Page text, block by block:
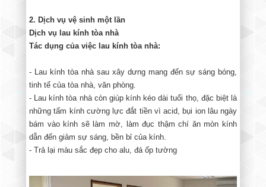
2. Dịch vụ vệ sinh một lần
Dịch vụ lau kính tòa nhà
Tác dụng của việc lau kính tòa nhà:
- Lau kính tòa nhà sau xây dưng mang đến sự sáng bóng,
tinh tế của tòa nhà, văn phòng.
- Lau kính tòa nhà còn giúp kính kéo dài tuổi thọ, đặc biệt là
những tấm kính cường lực đắt tiền vì acid, bụi ion lâu ngày
bám vào kính sẽ làm mờ, làm đục thậm chí ăn mòn kính
dẫn đến giảm sự sáng, bền bỉ của kính.
- Trả lại màu sắc đẹp cho alu, đá ốp tường